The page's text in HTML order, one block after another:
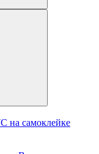
на самоклейке